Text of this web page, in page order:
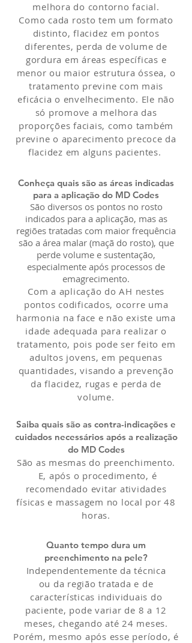
melhora do contorno facial.
Como cada rosto tem um formato
distinto, flacidez em pontos
diferentes, perda de volume de
gordura em áreas específicas e
menor ou maior estrutura óssea, o
tratamento previne com mais
eficácia o envelhecimento. Ele não
só promove a melhora das
proporções faciais, como também
previne o aparecimento precoce da
flacidez em alguns pacientes.
Conheça quais são as áreas indicadas
para a aplicação do MD Codes
São diversos os pontos no rosto
indicados para a aplicação, mas as
regiões tratadas com maior frequência
são a área malar (maçã do rosto), que
perde volume e sustentação,
especialmente após processos de
emagrecimento.
Com a aplicação do AH nestes
pontos codificados, ocorre uma
harmonia na face e não existe uma
idade adequada para realizar o
tratamento, pois pode ser feito em
adultos jovens, em pequenas
quantidades, visando a prevenção
da flacidez, rugas e perda de
volume.
Saiba quais são as contra-indicações e
cuidados necessários após a realização
do MD Codes
São as mesmas do preenchimento.
E, após o procedimento, é
recomendado evitar atividades
físicas e massagem no local por 48
horas.
Quanto tempo dura um
preenchimento na pele?
Independentemente da técnica
ou da região tratada e de
características individuais do
paciente, pode variar de 8 a 12
meses, chegando até 24 meses.
Porém, mesmo após esse período, é